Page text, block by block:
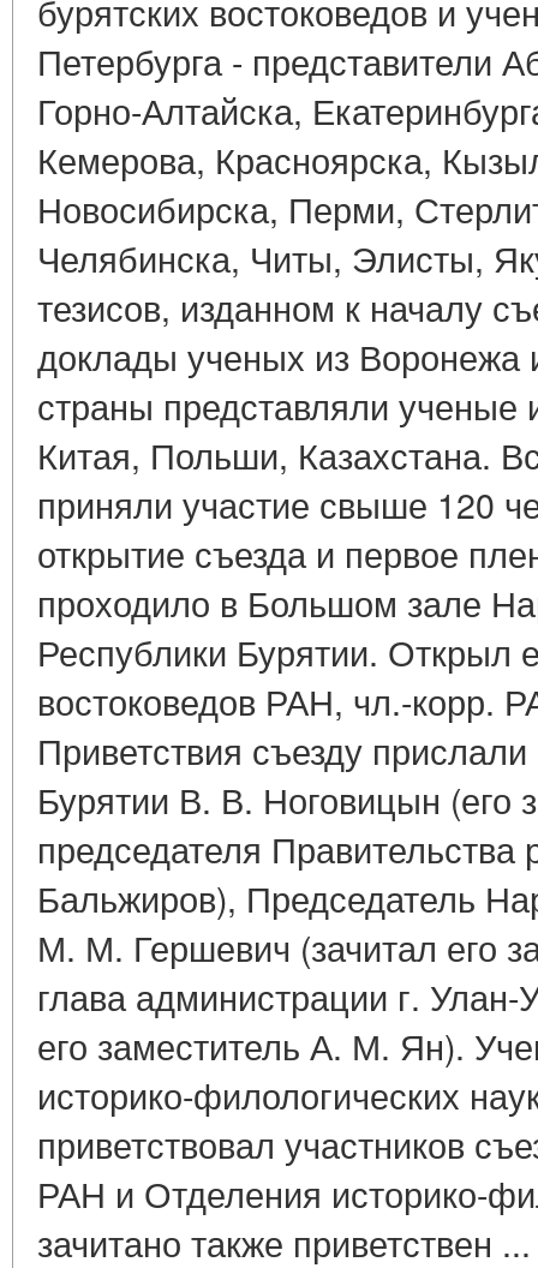
бурятских востоковедов и
Петербурга - представители
Горно-Алтайска,
Кемерова, Красноярска,
Новосибирска, Перми,
Челябинска, Читы, Элисты,
тезисов, изданном к началу
доклады ученых из
страны представляли
Китая, Польши, Казахстана.
приняли участие свыше 120
открытие съезда и первое
проходило в Большом зале
Республики Бурятии. Открыл
востоковедов РАН, чл.-корр.
Приветствия съезду
Бурятии В. В. Ноговицын (его
председателя Правительства
Бальжиров), Председатель
М. М. Гершевич (зачитал его
глава администрации г.
его заместитель А. М. Ян).
историко-филологических
приветствовал участников
РАН и Отделения историко-
зачитано также приветствен